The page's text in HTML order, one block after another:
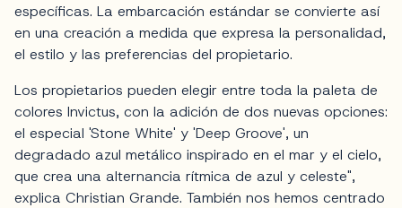
específicas. La embarcación estándar se convierte así
en una creación a medida que expresa la personalidad,
el estilo y las preferencias del propietario.
Los propietarios pueden elegir entre toda la paleta de
colores Invictus, con la adición de dos nuevas opciones:
el especial 'Stone White' y 'Deep Groove', un
degradado azul metálico inspirado en el mar y el cielo,
que crea una alternancia rítmica de azul y celeste",
explica Christian Grande. También nos hemos centrado